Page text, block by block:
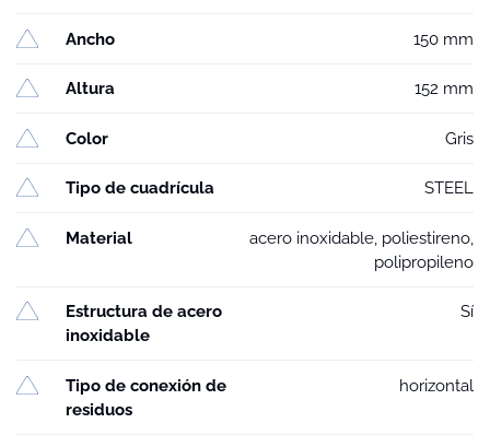
Ancho 150 mm
Altura 152 mm
Color Gris
Tipo de cuadrícula STEEL
Material
acero inoxidable, poliestireno,
polipropileno
Estructura de acero
inoxidable
Sí
Tipo de conexión de
residuos
horizontal